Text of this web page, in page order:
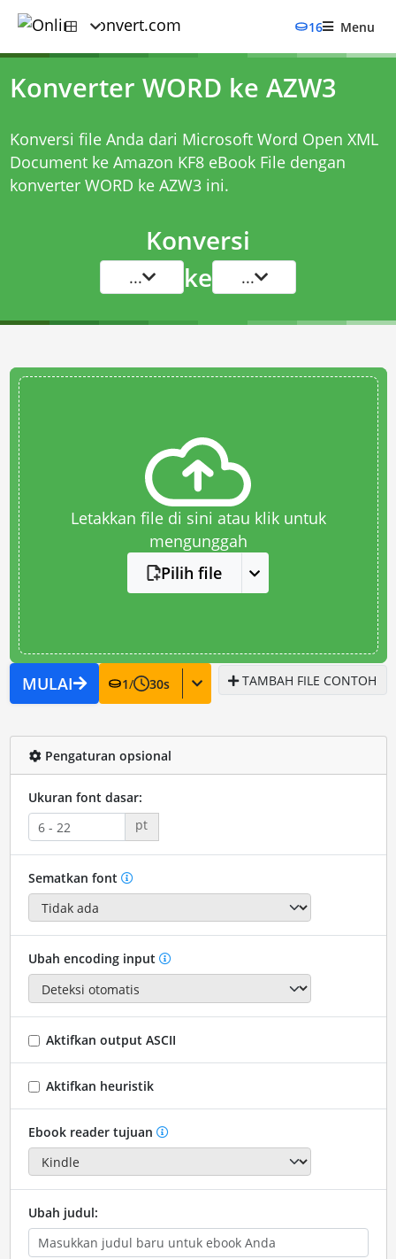
16 Menu
Konverter WORD ke AZW3
Konversi file Anda dari Microsoft Word Open XML
Document ke Amazon KF8 eBook File dengan
konverter WORD ke AZW3ini.
Konversi
... ke ...
Letakkan file di sini atau klik untuk
mengunggah
Pilih file
MULAI 1/ 30s TAMBAH FILE CONTOH
Pengaturan opsional
Ukuran font dasar:
pt
Sematkan font
Ubah encoding input
Aktifkan output ASCII
Aktifkan heuristik
Ebook reader tujuan
Ubah judul: